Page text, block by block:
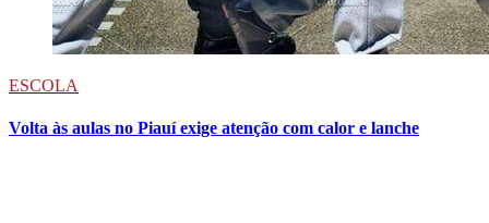
ESCOLA
Volta às aulas no Piauí exige atenção com calor e lanche